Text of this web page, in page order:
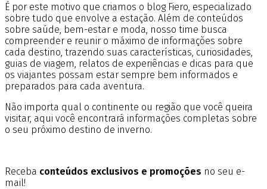
É por este motivo que criamos o blog Fiero, especializado
sobre tudo que envolve a estação. Além de conteúdos
sobre saúde, bem-estar e moda, nosso time busca
compreender e reunir o máximo de informações sobre
cada destino, trazendo suas características, curiosidades,
guias de viagem, relatos de experiências e dicas para que
os viajantes possam estar sempre bem informados e
preparados para cada aventura.
Não importa qual o continente ou região que você queira
visitar, aqui você encontrará informações completas sobre
o seu próximo destino de inverno.
Receba conteúdos exclusivos e promoções no seu e-
mail!